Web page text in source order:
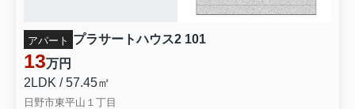
アパート プラサートハウス2 101
13万円
2LDK / 57.45㎡
日野市東平山１丁目